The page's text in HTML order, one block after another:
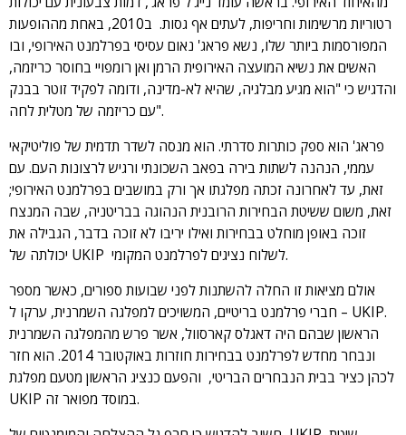
רטוריות מרשימות וחריפות, לעתים אף גסות. ב2010, באחת מההופעות
המפורסמות ביותר שלו, נשא פראג' נאום עסיסי בפרלמנט האירופי, ובו
האשים את נשיא המועצה האירופית הרמן ואן רומפויי בחוסר כריזמה,
והדגיש כי "הוא מגיע מבלגיה, שהיא לא-מדינה, ודומה לפקיד זוטר בבנק
עם כריזמה של מטלית לחה".
פראג' הוא ספק כותרות סדרתי. הוא מנסה לשדר תדמית של פוליטיקאי
עממי, הנהנה לשתות בירה בפאב השכונתי ורגיש לרצונות העם. עם
זאת, עד לאחרונה זכתה מפלגתו אך ורק במושבים בפרלמנט האירופי;
זאת, משום ששיטת הבחירות הרובנית הנהוגה בבריטניה, שבה המנצח
זוכה באופן מוחלט בבחירות ואילו יריבו לא זוכה בדבר, הגבילה את
יכולתה של UKIP לשלוח נציגים לפרלמנט המקומי.
אולם מציאות זו החלה להשתנות לפני שבועות ספורים, כאשר מספר
חברי פרלמנט בריטיים, המשויכים למפלגה השמרנית, ערקו ל – UKIP.
הראשון שבהם היה דאגלס קארסוול, אשר פרש מהמפלגה השמרנית
ונבחר מחדש לפרלמנט בבחירות חוזרות באוקטובר 2014. הוא חזר
לכהן כציר בבית הנבחרים הבריטי, והפעם כנציג הראשון מטעם מפלגת
UKIP במוסד מפואר זה.